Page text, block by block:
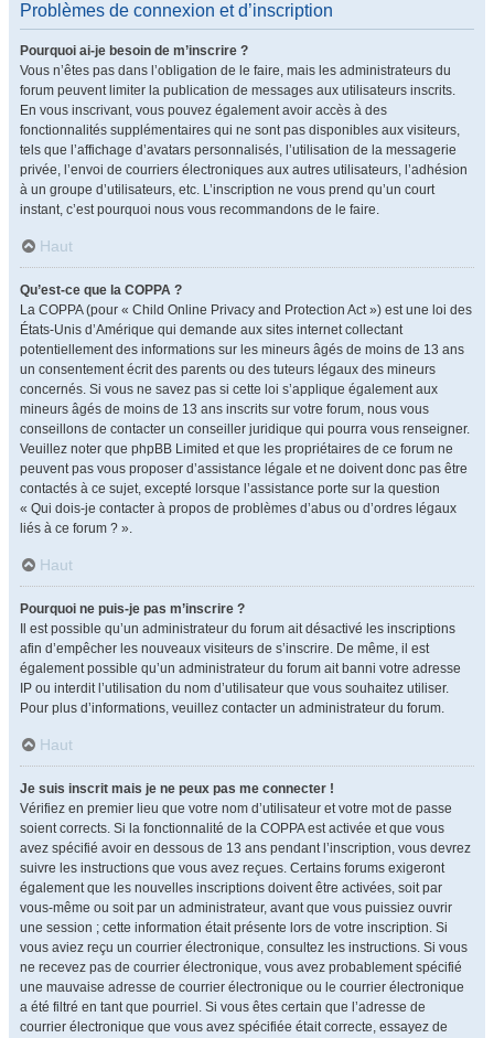
Problèmes de connexion et d’inscription
Pourquoi ai-je besoin de m’inscrire ?
Vous n’êtes pas dans l’obligation de le faire, mais les administrateurs du
forum peuvent limiter la publication de messages aux utilisateurs inscrits.
En vous inscrivant, vous pouvez également avoir accès à des
fonctionnalités supplémentaires qui ne sont pas disponibles aux visiteurs,
tels que l’affichage d’avatars personnalisés, l’utilisation de la messagerie
privée, l’envoi de courriers électroniques aux autres utilisateurs, l’adhésion
à un groupe d’utilisateurs, etc. L’inscription ne vous prend qu’un court
instant, c’est pourquoi nous vous recommandons de le faire.
Haut
Qu’est-ce que la COPPA ?
La COPPA (pour « Child Online Privacy and Protection Act ») est une loi des
États-Unis d’Amérique qui demande aux sites internet collectant
potentiellement des informations sur les mineurs âgés de moins de 13 ans
un consentement écrit des parents ou des tuteurs légaux des mineurs
concernés. Si vous ne savez pas si cette loi s’applique également aux
mineurs âgés de moins de 13 ans inscrits sur votre forum, nous vous
conseillons de contacter un conseiller juridique qui pourra vous renseigner.
Veuillez noter que phpBB Limited et que les propriétaires de ce forum ne
peuvent pas vous proposer d’assistance légale et ne doivent donc pas être
contactés à ce sujet, excepté lorsque l’assistance porte sur la question
« Qui dois-je contacter à propos de problèmes d’abus ou d’ordres légaux
liés à ce forum ? ».
Haut
Pourquoi ne puis-je pas m’inscrire ?
Il est possible qu’un administrateur du forum ait désactivé les inscriptions
afin d’empêcher les nouveaux visiteurs de s’inscrire. De même, il est
également possible qu’un administrateur du forum ait banni votre adresse
IP ou interdit l’utilisation du nom d’utilisateur que vous souhaitez utiliser.
Pour plus d’informations, veuillez contacter un administrateur du forum.
Haut
Je suis inscrit mais je ne peux pas me connecter !
Vérifiez en premier lieu que votre nom d’utilisateur et votre mot de passe
soient corrects. Si la fonctionnalité de la COPPA est activée et que vous
avez spécifié avoir en dessous de 13 ans pendant l’inscription, vous devrez
suivre les instructions que vous avez reçues. Certains forums exigeront
également que les nouvelles inscriptions doivent être activées, soit par
vous-même ou soit par un administrateur, avant que vous puissiez ouvrir
une session ; cette information était présente lors de votre inscription. Si
vous aviez reçu un courrier électronique, consultez les instructions. Si vous
ne recevez pas de courrier électronique, vous avez probablement spécifié
une mauvaise adresse de courrier électronique ou le courrier électronique
a été filtré en tant que pourriel. Si vous êtes certain que l’adresse de
courrier électronique que vous avez spécifiée était correcte, essayez de